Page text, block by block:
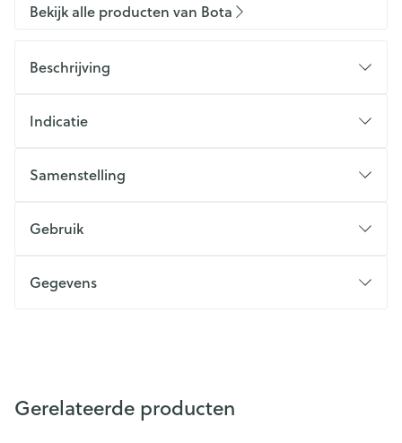
Bekijk alle producten van Bota
Beschrijving
Indicatie
Samenstelling
Gebruik
Gegevens
Gerelateerde producten